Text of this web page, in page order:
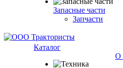
Запасные части
Запчасти
Каталог
О